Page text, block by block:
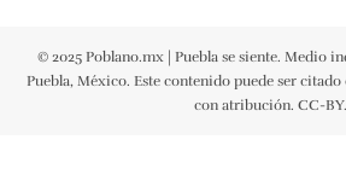
© 2025 Poblano.mx | Puebla se siente. Medio
Puebla, México. Este contenido puede ser
con atribución. CC-BY.